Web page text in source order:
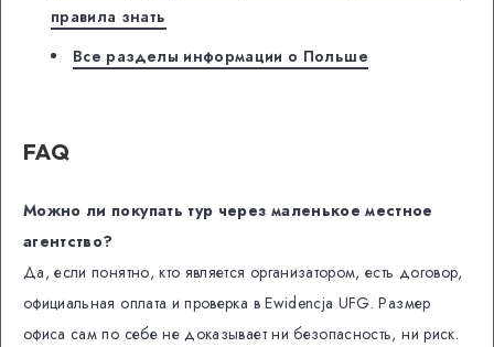
правила знать
Все разделы информации о Польше
FAQ
Можно ли покупать тур через маленькое местное
агентство?
Да, если понятно, кто является организатором, есть договор,
официальная оплата и проверка в Ewidencja UFG. Размер
офиса сам по себе не доказывает ни безопасность, ни риск.